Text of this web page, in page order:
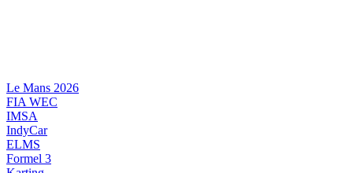
Le Mans 2026
FIA WEC
IMSA
IndyCar
ELMS
Formel 3